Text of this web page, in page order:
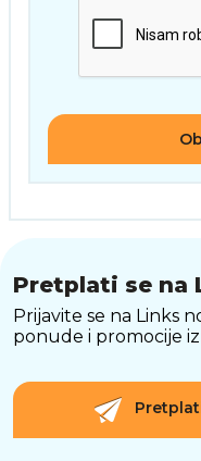
Pretplati se na
Prijavite se na Links
ponude i promocije